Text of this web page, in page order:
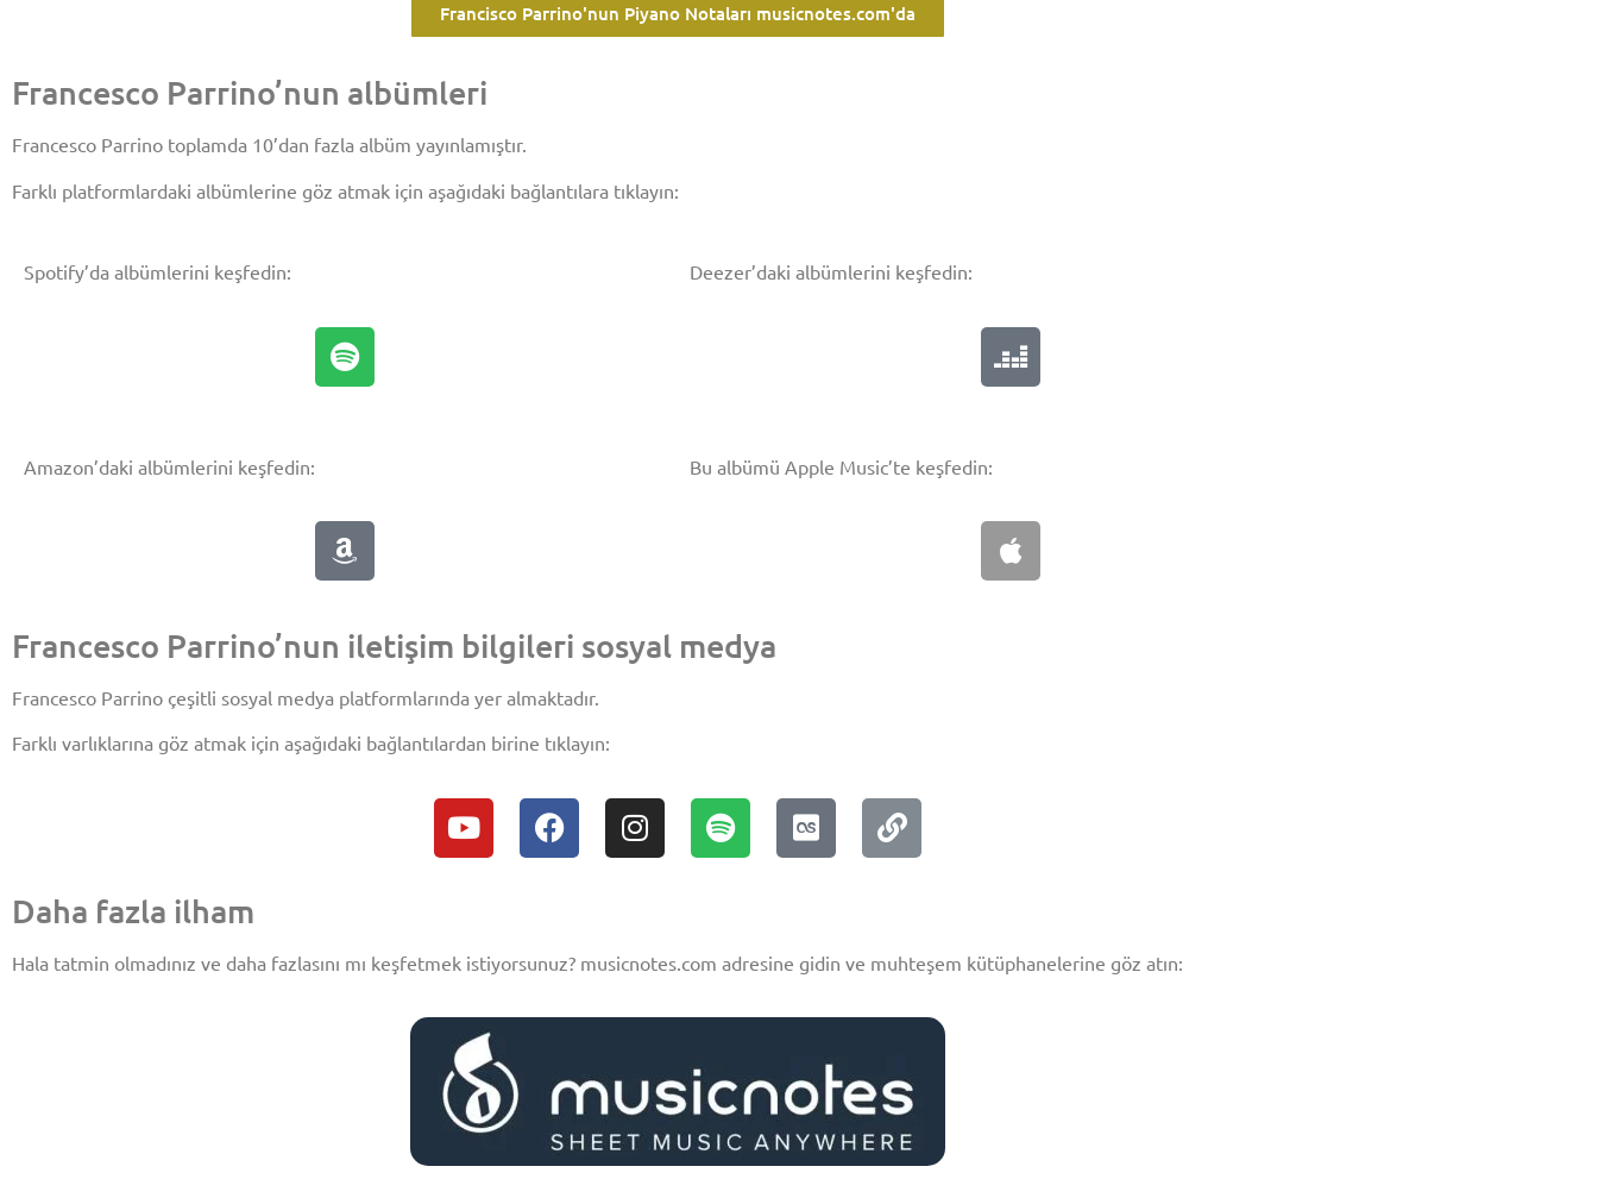
Francisco Parrino'nun Piyano Notaları musicnotes.com'da
Francesco Parrino’nun albümleri
Francesco Parrino toplamda 10’dan fazla albüm yayınlamıştır.
Farklı platformlardaki albümlerine göz atmak için aşağıdaki bağlantılara tıklayın:
Spotify’da albümlerini keşfedin:
Amazon’daki albümlerini keşfedin:
Deezer’daki albümlerini keşfedin:
Bu albümü Apple Music’te keşfedin:
Francesco Parrino’nun iletişim bilgileri sosyal medya
Francesco Parrino çeşitli sosyal medya platformlarında yer almaktadır.
Farklı varlıklarına göz atmak için aşağıdaki bağlantılardan birine tıklayın:
Daha fazla ilham
Hala tatmin olmadınız ve daha fazlasını mı keşfetmek istiyorsunuz? musicnotes.com adresine gidin ve muhteşem kütüphanelerine göz atın: